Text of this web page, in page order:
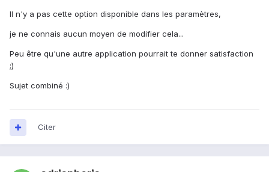
Il n'y a pas cette option disponible dans les paramètres,
je ne connais aucun moyen de modifier cela...
Peu être qu'une autre application pourrait te donner satisfaction
;)
Sujet combiné :)
Citer